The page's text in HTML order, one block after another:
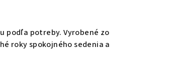
podľa potreby. Vyrobené zo
roky spokojného sedenia a